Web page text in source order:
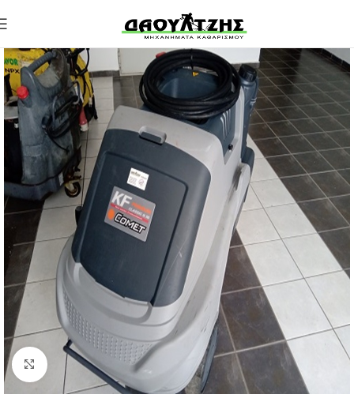
Click to enlarge